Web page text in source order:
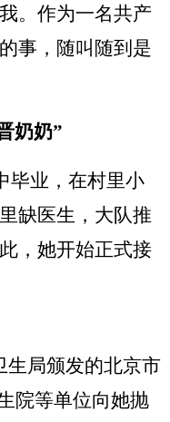
。作为一名共产
事，随叫随到是
奶奶”
毕业，在村里小
缺医生，大队推
，她开始正式接
生局颁发的北京市
院等单位向她抛